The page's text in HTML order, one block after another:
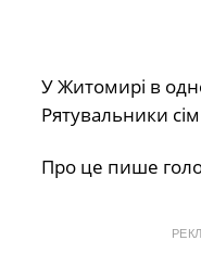
У Житомирі в
Рятувальники
Про це пише